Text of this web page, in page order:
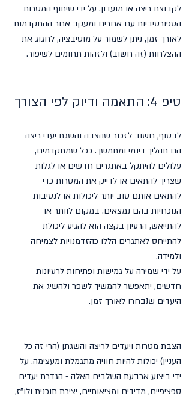
לקבוצת ריצה או מועדון. על ידי שיתוף המטרות
הספורטיביות עם אחרים ומעקב אחר ההתקדמות
לאורך זמן, ניתן לשמור על מוטיבציה, לחגוג את
ההצלחות (זה חשוב) ולזהות תחומים לשיפור.
טיפ 4: התאמה ודיוק לפי הצורך
לבסוף, חשוב לזכור שהצבה והשגת יעדי ריצה
הם תהליך דינמי ומתמשך. ככל שמתקדמים,
עלולים להיתקל באתגרים חדשים או לגלות
שצריך להתאים או לדייק את המטרות כדי
להתאים אותם טוב יותר ליכולות או לנסיבות
הנוכחיות בהם נמצאים. במקום לוותר או
להתייאש, הרעיון בקצה הוא להגיע ליכולת
להתייחס לאתגרים הללו כהזדמנויות לצמיחה
ולמידה.
על ידי שמירה על גמישות ופתיחות לרעיונות
חדשים, יתאפשר להמשיך לשפר ולהשיג את
היעדים שנבחרו לאורך זמן.
הצבת מטרות ויעדים לריצה והשגתן (הרי זה כל
העניין) יכולות להיות חוויה מתגמלת ומעצימה. על
ידי ביצוע ארבעת השלבים האלה - הגדרת יעדים
ספציפיים, מדידים ומציאותיים, יצירת תוכנית ולו"ז,